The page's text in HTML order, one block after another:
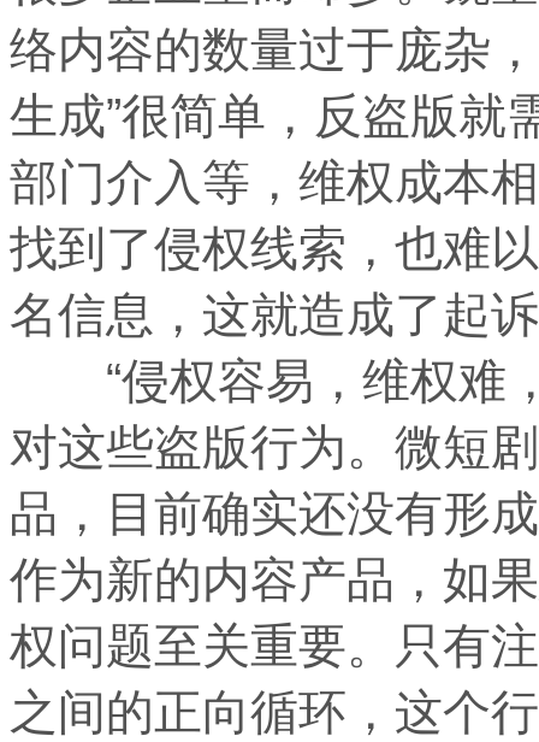
络内容的数量过于庞杂
生成”很简单，反盗版就
部门介入等，维权成本
找到了侵权线索，也难
名信息，这就造成了起
“侵权容易，维权难
对这些盗版行为。微短
品，目前确实还没有形
作为新的内容产品，如
权问题至关重要。只有
之间的正向循环，这个